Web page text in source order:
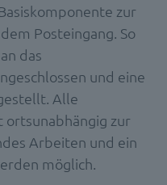
zur
Posteingang. So
das
und eine
Alle
zur
Arbeiten und ein
möglich.